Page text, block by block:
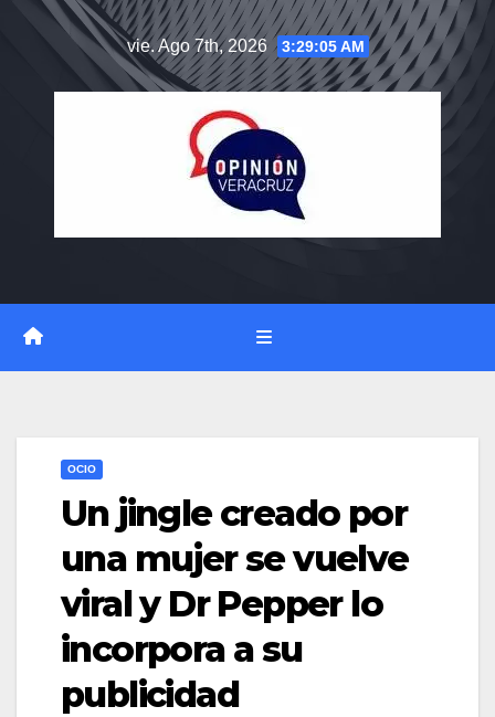
vie. Ago 7th, 2026 3:29:06 AM
OCIO
Un jingle creado por
una mujer se vuelve
viral y Dr Pepper lo
incorpora a su
publicidad